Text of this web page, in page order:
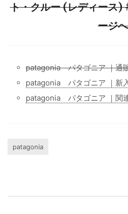
ト・クルー (レディース
ージへ
patagonia パタゴニア ｜通
patagonia パタゴニア ｜新
patagonia パタゴニア ｜関
patagonia